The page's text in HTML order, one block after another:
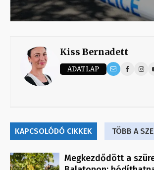
Kiss Bernadett
ADATLAP
KAPCSOLÓDÓ CIKKEK TÖBB A
Megkezdődött a